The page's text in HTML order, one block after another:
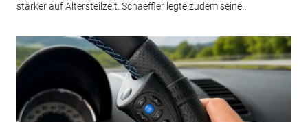
stärker auf Altersteilzeit. Schaeffler legte zudem seine...